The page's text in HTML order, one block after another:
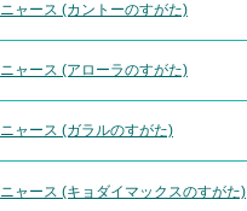
ニャース (カントーのすがた)
ニャース (アローラのすがた)
ニャース (ガラルのすがた)
ニャース (キョダイマックスのすがた)